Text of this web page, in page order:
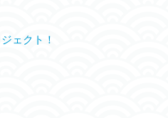
ェクト！